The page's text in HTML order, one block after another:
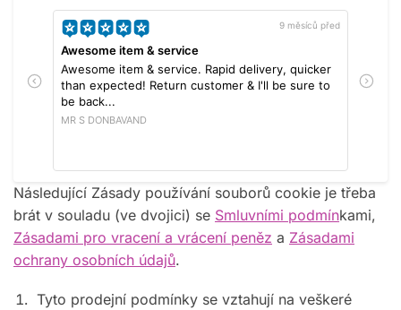
9 měsíců před
Awesome item & service
Awesome item & service. Rapid delivery, quicker
than expected! Return customer & I'll be sure to
be back...
MR S DONBAVAND
Následující Zásady používání souborů cookie je třeba
brát v souladu (ve dvojici) se Smluvními podmínkami,
Zásadami pro vracení a vrácení peněz a Zásadami
ochrany osobních údajů.
Tyto prodejní podmínky se vztahují na veškeré